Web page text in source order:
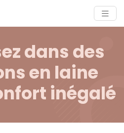
dans des
en laine
inégalé